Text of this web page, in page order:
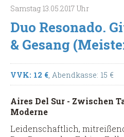
&
Gesang
(Tango-
Meisterkonzert)
Samstag 13.05.2017 Uhr
Duo Resonado.
& Gesang
VVK: 12 € , Abendkasse: 15 €
Aires Del Sur - Zwischen
Moderne
Leidenschaftlich,